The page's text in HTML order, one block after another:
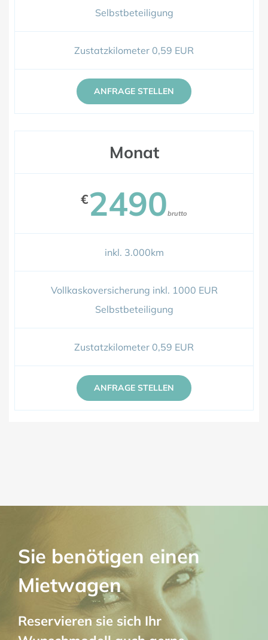
Selbstbeteiligung
Zustatzkilometer 0,59 EUR
ANFRAGE STELLEN
Monat
€2490brutto
inkl. 3.000km
Vollkaskoversicherung inkl. 1000 EUR
Selbstbeteiligung
Zustatzkilometer 0,59 EUR
ANFRAGE STELLEN
Sie benötigen einen
Mietwagen
Reservieren sie sich Ihr